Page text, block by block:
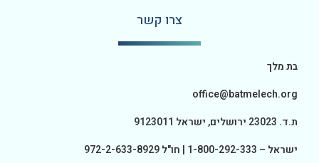
צרו קשר
בת מלך
office@batmelech.org
ת.ד. 23023 ירושלים, ישראל 9123011
ישראל – 1-800-292-333 | חו"ל 972-2-633-8929